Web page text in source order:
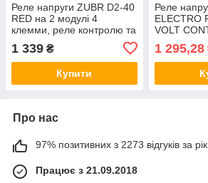
Реле напруги ZUBR D2-40
RED на 2 модулі 4
клемми, реле контролю та
захисту від перенапруги
ЗУБР, відсікач
1 339 ₴
Купити
Реле
ELECTRO
VOLT
дін рейку.
1 295,28
Про нас
97% позитивних з 2273 відгуків за рік
Працює з 21.09.2018